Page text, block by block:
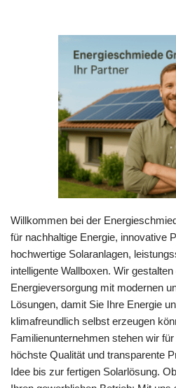
Willkommen bei der
für nachhaltige Energie, innovative
hochwertige Solaranlagen,
intelligente Wallboxen. Wir
Energieversorgung mit modernen
Lösungen, damit Sie Ihre Energie
klimafreundlich selbst erzeugen
Familienunternehmen stehen wir
höchste Qualität und transparente
Idee bis zur fertigen Solarlösung.